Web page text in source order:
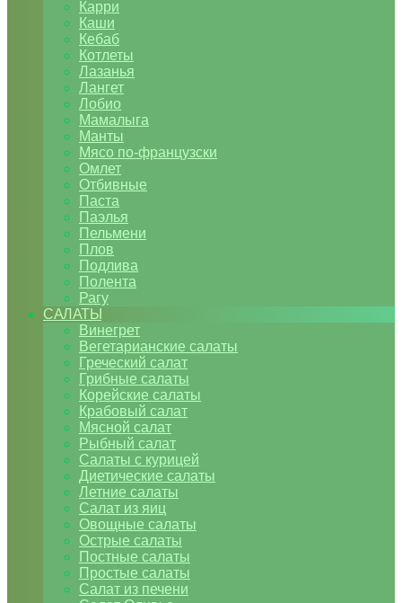
Карри
Каши
Кебаб
Котлеты
Лазанья
Лангет
Лобио
Мамалыга
Манты
Мясо по-французски
Омлет
Отбивные
Паста
Паэлья
Пельмени
Плов
Подлива
Полента
Рагу
САЛАТЫ
Винегрет
Вегетарианские салаты
Греческий салат
Грибные салаты
Корейские салаты
Крабовый салат
Мясной салат
Рыбный салат
Салаты с курицей
Диетические салаты
Летние салаты
Салат из яиц
Овощные салаты
Острые салаты
Постные салаты
Простые салаты
Салат из печени